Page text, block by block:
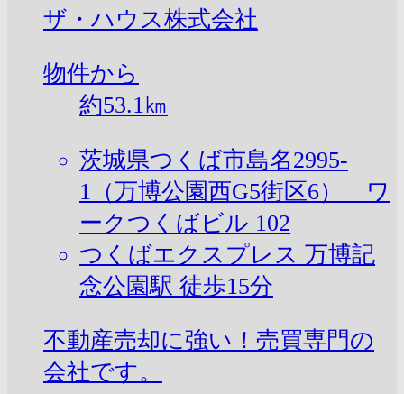
ザ・ハウス株式会社
物件から
約53.1㎞
茨城県つくば市島名2995-
1（万博公園西G5街区6） ワ
ークつくばビル 102
つくばエクスプレス 万博記
念公園駅 徒歩15分
不動産売却に強い！売買専門の
会社です。